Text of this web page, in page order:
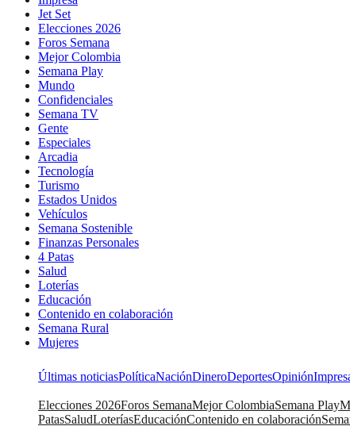
Jet Set
Elecciones 2026
Foros Semana
Mejor Colombia
Semana Play
Mundo
Confidenciales
Semana TV
Gente
Especiales
Arcadia
Tecnología
Turismo
Estados Unidos
Vehículos
Semana Sostenible
Finanzas Personales
4 Patas
Salud
Loterías
Educación
Contenido en colaboración
Semana Rural
Mujeres
Últimas noticiasPolíticaNaciónDineroDeportesOpinión
Elecciones 2026Foros SemanaMejor ColombiaSemana Play
PatasSaludLoteríasEducaciónContenido en colaboración